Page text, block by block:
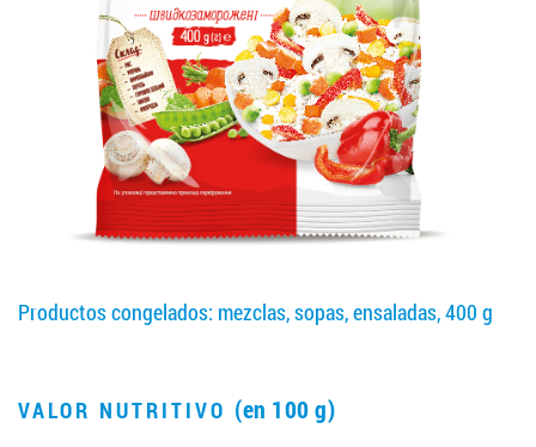
PEDIR PRODUCTOS "RUD":
LLEGAR A SER SOCIO
0412 48 28 17
0412 42 29 23
Productos congelados: mezclas, sopas, ensaladas, 400 g
VALOR NUTRITIVO (en 100 g)